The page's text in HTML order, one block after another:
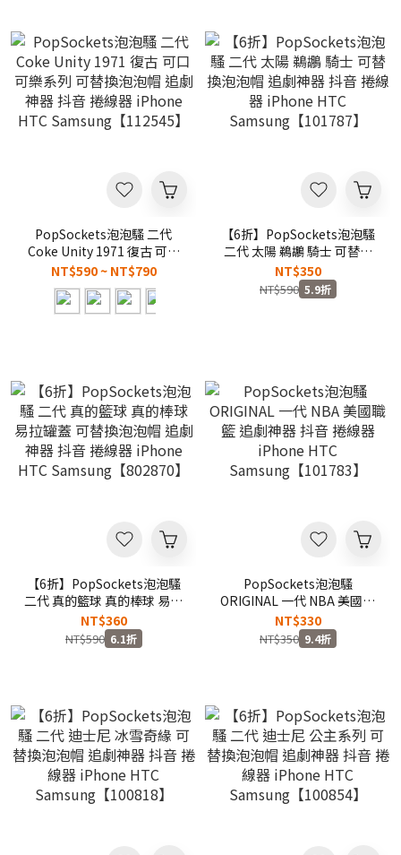
PopSockets泡泡騷 二代
Coke Unity 1971 復古 可口
可樂系列 可替換泡泡帽 追劇
神器 抖音 捲線器 iPhone
HTC Samsung【112545】
NT$590 ~ NT$790
【6折】PopSockets泡泡騷
二代 太陽 鵜鶘 騎士 可替換
泡泡帽 追劇神器 抖音 捲線器
iPhone HTC
Samsung【101787】
NT$350
NT$590 5.9折
【6折】PopSockets泡泡騷
二代 真的籃球 真的棒球 易拉
罐蓋 可替換泡泡帽 追劇神器
抖音 捲線器 iPhone HTC
Samsung【802870】
NT$360
NT$590 6.1折
PopSockets泡泡騷
ORIGINAL 一代 NBA 美國職
iPhone HTC
Samsung【101783】
NT$330
NT$350 9.4折